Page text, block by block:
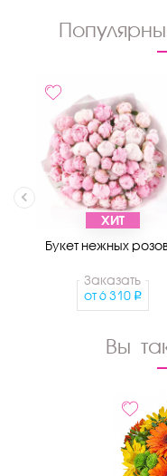
ХИТ
Букет нежных
Заказать
от 6 310
Вы